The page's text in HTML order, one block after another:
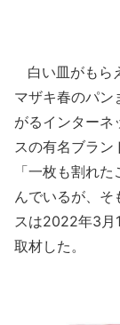
白い皿がもら
マザキ春のパン
がるインターネ
スの有名ブラ
「一枚も割れ
んでいるが、
スは2022年3月
取材した。